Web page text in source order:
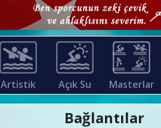
Artistik Açık Su Masterlar
Bağlantılar